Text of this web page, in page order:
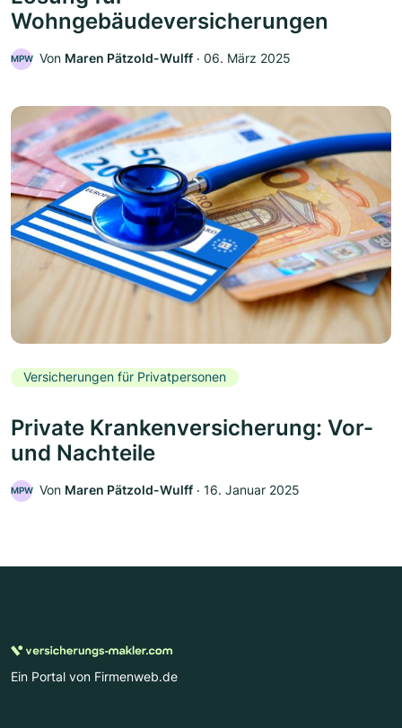
Wohngebäudeversicherungen
MPW Von Maren Pätzold-Wulff ‧ 06. März 2025
Versicherungen für Privatpersonen
Private Krankenversicherung: Vor-
und Nachteile
MPW Von Maren Pätzold-Wulff ‧ 16. Januar 2025
Ein Portal von Firmenweb.de